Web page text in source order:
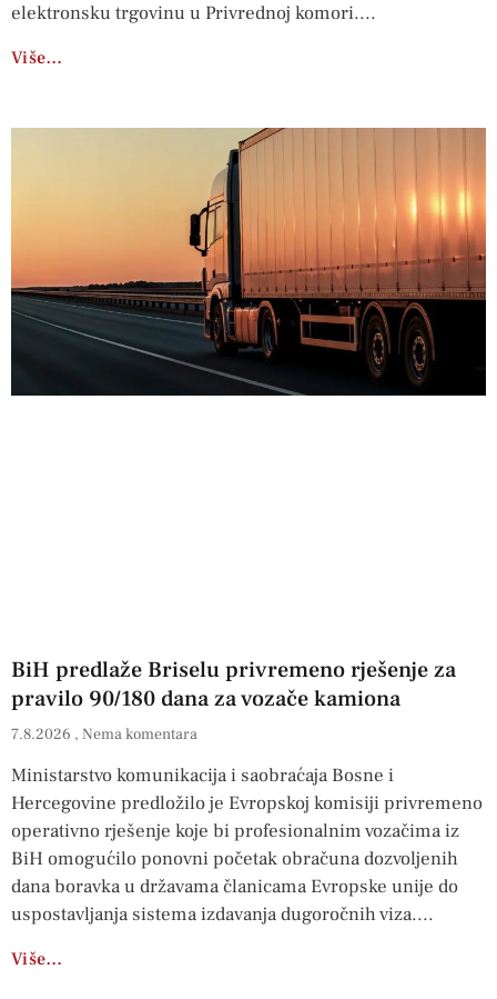
elektronsku trgovinu u Privrednoj komori.
Više…
BiH predlaže Briselu privremeno rješenje za
pravilo 90/180 dana za vozače kamiona
7.8.2026 Nema komentara
Ministarstvo komunikacija i saobraćaja Bosne i
Hercegovine predložilo je Evropskoj komisiji privremeno
operativno rješenje koje bi profesionalnim vozačima iz
BiH omogućilo ponovni početak obračuna dozvoljenih
dana boravka u državama članicama Evropske unije do
uspostavljanja sistema izdavanja dugoročnih viza.
Više…